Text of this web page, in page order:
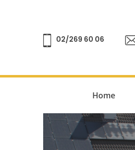
02/269 60 06
Home